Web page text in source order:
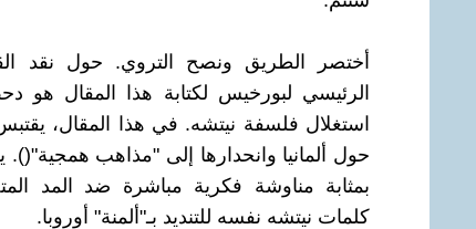
أختصر الطريق ونصح التروي. حول نقد
الرئيسي لبورخيس لكتابة هذا المقال هو
استغلال فلسفة نيتشه. في هذا المقال،
حول ألمانيا وانحدارها إلى "مذاهب همجية"().
بمثابة مناوشة فكرية مباشرة ضد المد
كلمات نيتشه نفسه للتنديد بـ"ألمنة" أوروبا.